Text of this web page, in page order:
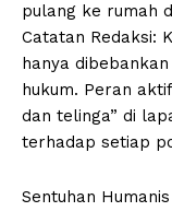
pulang ke rumah
Catatan Redaksi:
hanya
hukum. Peran
dan telinga” di
terhadap setiap
Sentuhan